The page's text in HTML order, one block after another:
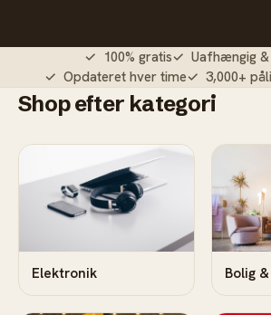
✓ 100% gratis✓ Uafhængig &
✓ Opdateret hver time✓ 3,000+
Shop efter kategori
Elektronik Bolig